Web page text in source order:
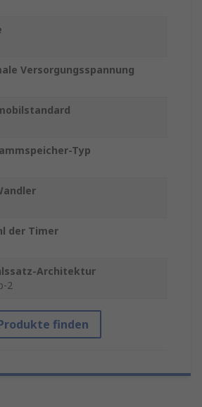
Versorgungsspannung
Typ
der Timer
Architektur
2
finden